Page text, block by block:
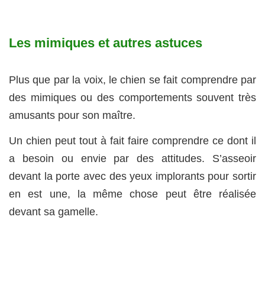
Les mimiques et autres astuces
Plus que par la voix, le chien se fait comprendre par
des mimiques ou des comportements souvent très
amusants pour son maître.
Un chien peut tout à fait faire comprendre ce dont il
a besoin ou envie par des attitudes. S’asseoir
devant la porte avec des yeux implorants pour sortir
en est une, la même chose peut être réalisée
devant sa gamelle.